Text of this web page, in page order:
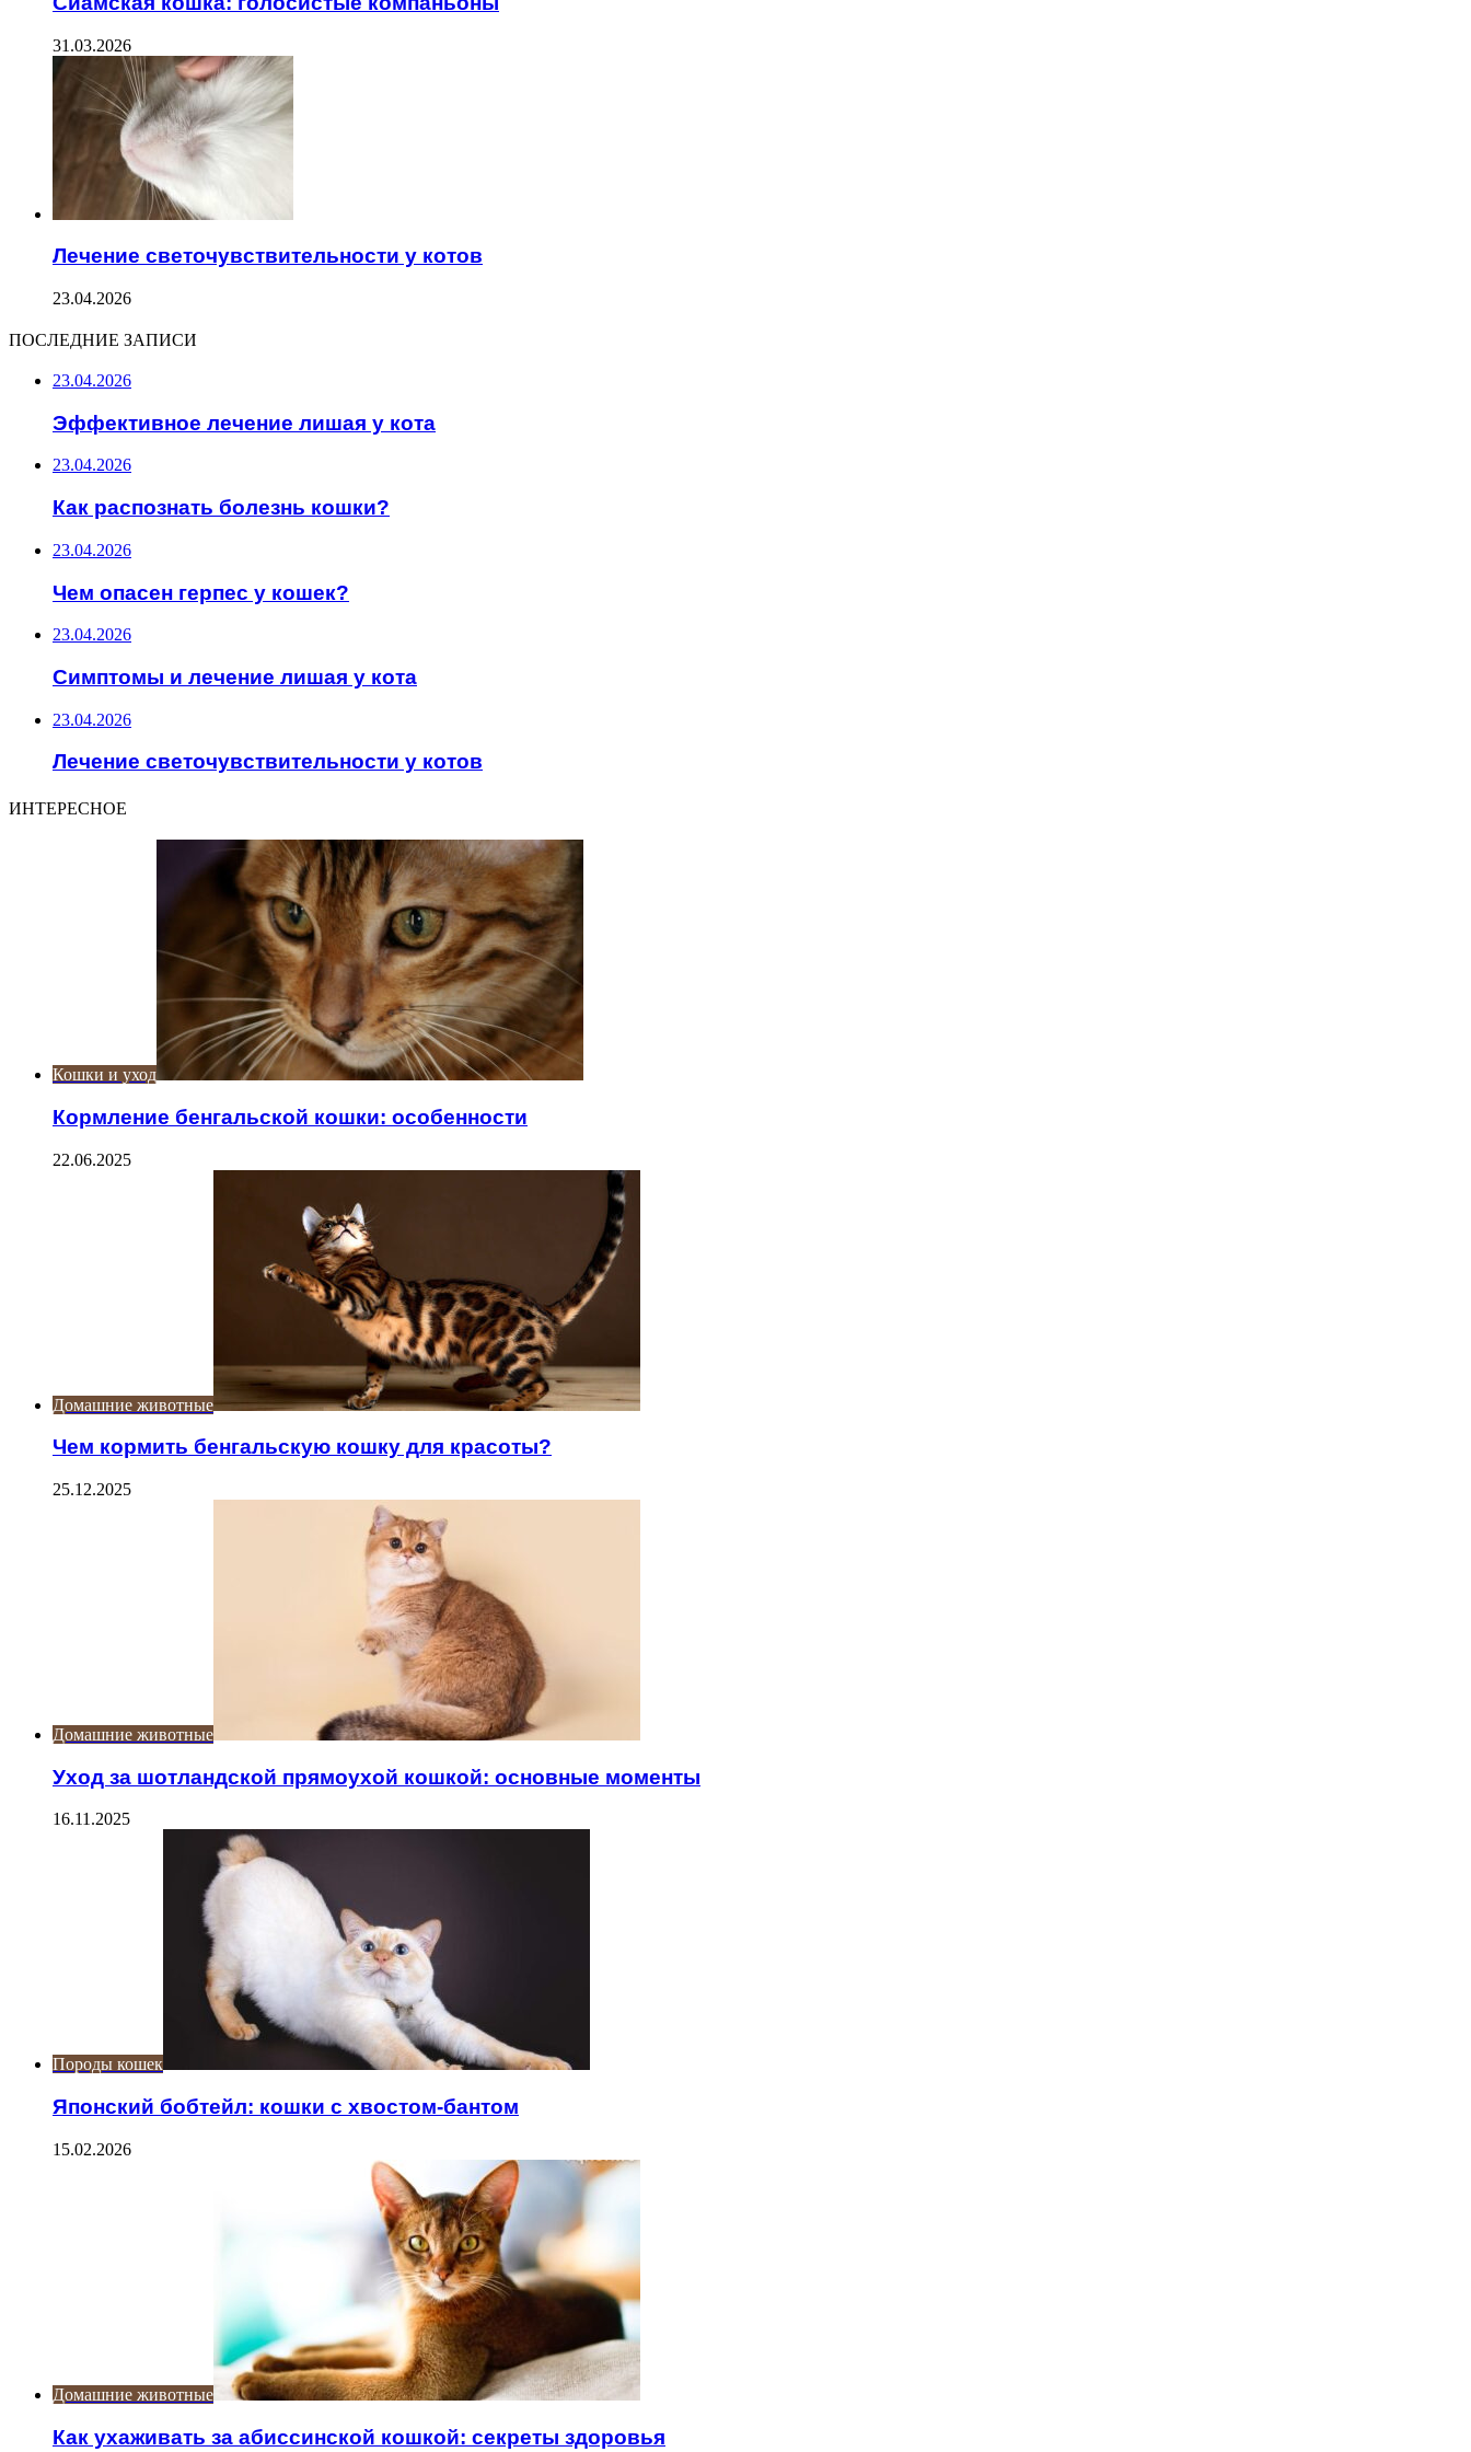
31.03.2026
Лечение светочувствительности у котов
23.04.2026
ПОСЛЕДНИЕ ЗАПИСИ
23.04.2026
Эффективное лечение лишая у кота
23.04.2026
Как распознать болезнь кошки?
23.04.2026
Чем опасен герпес у кошек?
23.04.2026
Симптомы и лечение лишая у кота
23.04.2026
Лечение светочувствительности у котов
ИНТЕРЕСНОЕ
Кошки и уход
Кормление бенгальской кошки: особенности
22.06.2025
Домашние животные
Чем кормить бенгальскую кошку для красоты?
25.12.2025
Домашние животные
Уход за шотландской прямоухой кошкой: основные моменты
16.11.2025
Породы кошек
Японский бобтейл: кошки с хвостом-бантом
15.02.2026
Домашние животные
Как ухаживать за абиссинской кошкой: секреты здоровья